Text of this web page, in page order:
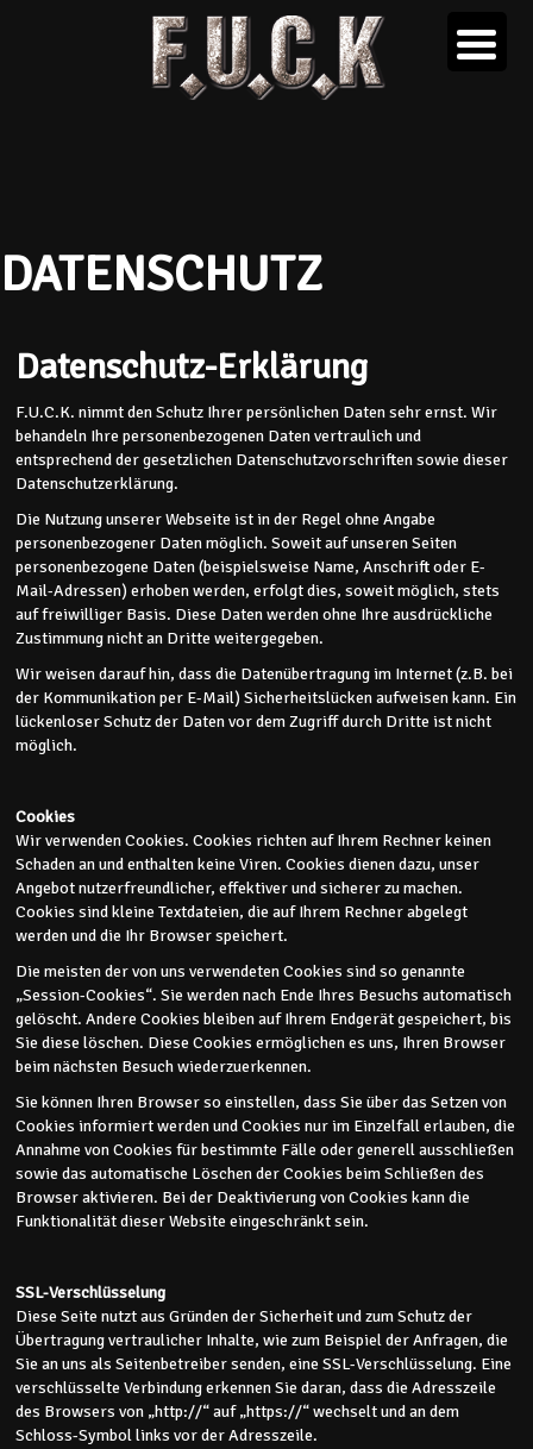
DATENSCHUTZ
Datenschutz-Erklärung
F.U.C.K. nimmt den Schutz Ihrer persönlichen Daten sehr ernst. Wir
behandeln Ihre personenbezogenen Daten vertraulich und
entsprechend der gesetzlichen Datenschutzvorschriften sowie dieser
Datenschutzerklärung.
Die Nutzung unserer Webseite ist in der Regel ohne Angabe
personenbezogener Daten möglich. Soweit auf unseren Seiten
personenbezogene Daten (beispielsweise Name, Anschrift oder E-
Mail-Adressen) erhoben werden, erfolgt dies, soweit möglich, stets
auf freiwilliger Basis. Diese Daten werden ohne Ihre ausdrückliche
Zustimmung nicht an Dritte weitergegeben.
Wir weisen darauf hin, dass die Datenübertragung im Internet (z.B. bei
der Kommunikation per E-Mail) Sicherheitslücken aufweisen kann. Ein
lückenloser Schutz der Daten vor dem Zugriff durch Dritte ist nicht
möglich.
Cookies
Wir verwenden Cookies. Cookies richten auf Ihrem Rechner keinen
Schaden an und enthalten keine Viren. Cookies dienen dazu, unser
Angebot nutzerfreundlicher, effektiver und sicherer zu machen.
Cookies sind kleine Textdateien, die auf Ihrem Rechner abgelegt
werden und die Ihr Browser speichert.
Die meisten der von uns verwendeten Cookies sind so genannte
„Session-Cookies“. Sie werden nach Ende Ihres Besuchs automatisch
gelöscht. Andere Cookies bleiben auf Ihrem Endgerät gespeichert, bis
Sie diese löschen. Diese Cookies ermöglichen es uns, Ihren Browser
beim nächsten Besuch wiederzuerkennen.
Sie können Ihren Browser so einstellen, dass Sie über das Setzen von
Cookies informiert werden und Cookies nur im Einzelfall erlauben, die
Annahme von Cookies für bestimmte Fälle oder generell ausschließen
sowie das automatische Löschen der Cookies beim Schließen des
Browser aktivieren. Bei der Deaktivierung von Cookies kann die
Funktionalität dieser Website eingeschränkt sein.
SSL-Verschlüsselung
Diese Seite nutzt aus Gründen der Sicherheit und zum Schutz der
Übertragung vertraulicher Inhalte, wie zum Beispiel der Anfragen, die
Sie an uns als Seitenbetreiber senden, eine SSL-Verschlüsselung. Eine
verschlüsselte Verbindung erkennen Sie daran, dass die Adresszeile
des Browsers von „http://“ auf „https://“ wechselt und an dem
Schloss-Symbol links vor der Adresszeile.